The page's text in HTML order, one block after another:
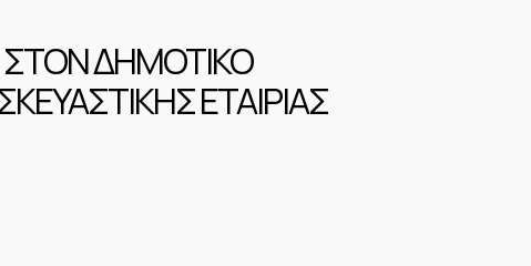
ΣΤΟΝ ΔΗΜΟΤΙΚΟ
ΕΤΑΙΡΙΑΣ